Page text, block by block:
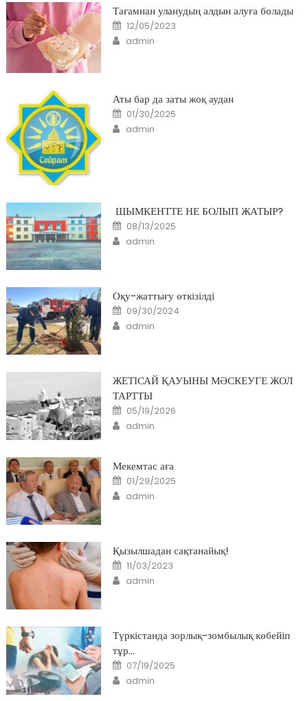
Тағамнан уланудың алдын алуға болады
Posted
on
12/05/2023
Author
admin
Аты бар да заты жоқ аудан
Posted
on
01/30/2025
Author
admin
ШЫМКЕНТТЕ НЕ БОЛЫП ЖАТЫР?
Posted
on
08/13/2025
Author
admin
Оқу-жаттығу өткізілді
Posted
on
09/30/2024
Author
admin
ЖЕТІСАЙ ҚАУЫНЫ МӘСКЕУГЕ ЖОЛ
ТАРТТЫ
Posted
on
05/19/2026
Author
admin
Мекемтас аға
Posted
on
01/29/2025
Author
admin
Қызылшадан сақтанайық!
Posted
on
11/03/2023
Author
admin
Түркістанда зорлық-зомбылық көбейіп
тұр…
Posted
on
07/19/2025
Author
admin